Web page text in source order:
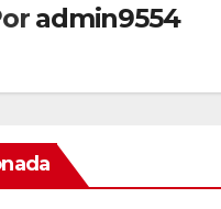
admin9554